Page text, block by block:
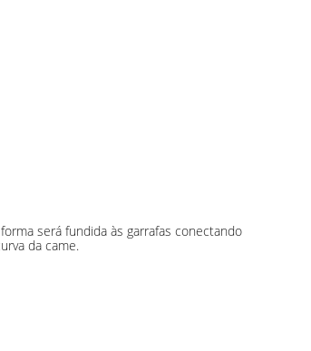
será fundida às garrafas conectando
da came.